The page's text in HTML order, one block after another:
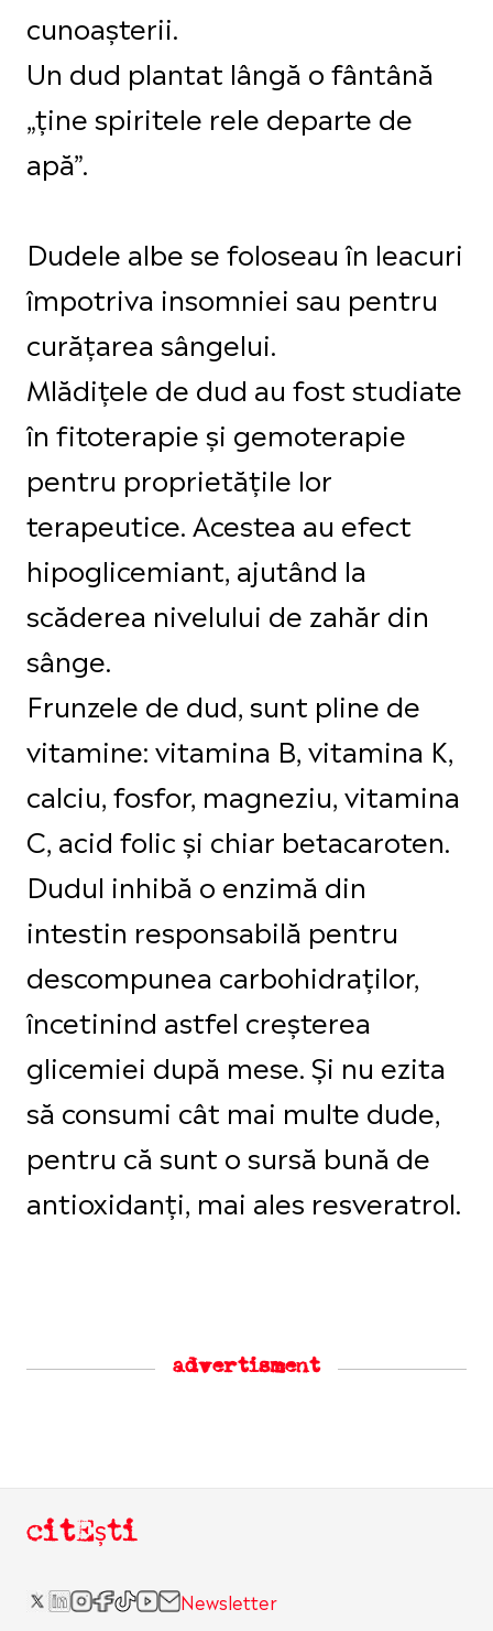
cunoașterii.
Un dud plantat lângă o fântână
„ține spiritele rele departe de
apă”.
Dudele albe se foloseau în leacuri
împotriva insomniei sau pentru
curățarea sângelui.
Mlădițele de dud au fost studiate
în fitoterapie și gemoterapie
pentru proprietățile lor
terapeutice. Acestea au efect
hipoglicemiant, ajutând la
scăderea nivelului de zahăr din
sânge.
Frunzele de dud, sunt pline de
vitamine: vitamina B, vitamina K,
calciu, fosfor, magneziu, vitamina
C, acid folic și chiar betacaroten.
Dudul inhibă o enzimă din
intestin responsabilă pentru
descompunea carbohidraților,
încetinind astfel creșterea
glicemiei după mese. Și nu ezita
să consumi cât mai multe dude,
pentru că sunt o sursă bună de
antioxidanți, mai ales resveratrol.
advertisment
citEști
Newsletter